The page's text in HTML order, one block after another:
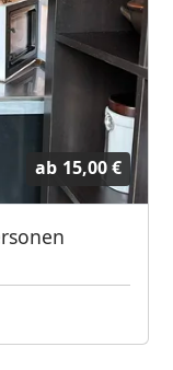
ab 15,00 €